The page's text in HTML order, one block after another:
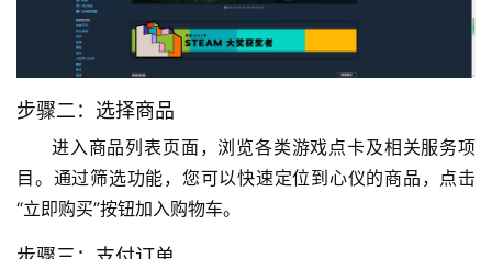
步骤二：选择商品
进入商品列表页面，浏览各类游戏点卡及相关服务项
目。通过筛选功能，您可以快速定位到心仪的商品，点击
“立即购买”按钮加入购物车。